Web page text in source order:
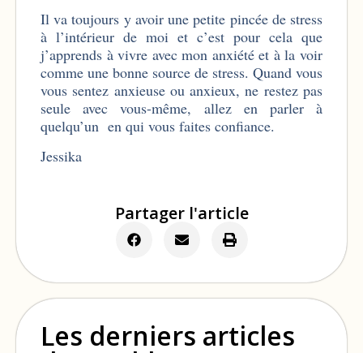
Il va toujours y avoir une petite pincée de stress
à l’intérieur de moi et c’est pour cela que
j’apprends à vivre avec mon anxiété et à la voir
comme une bonne source de stress. Quand vous
vous sentez anxieuse ou anxieux, ne restez pas
seule avec vous-même, allez en parler à
quelqu’un en qui vous faites confiance.
Jessika
Partager l'article
Les derniers articles